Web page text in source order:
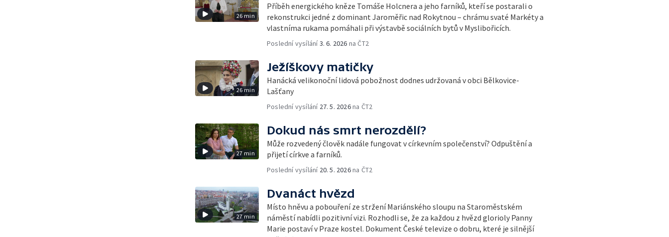
26 min
Příběh energického kněze Tomáše Holcnera a jeho farníků, kteří se postarali o
rekonstrukci jedné z dominant Jaroměřic nad Rokytnou – chrámu svaté Markéty a
vlastníma rukama pomáhali při výstavbě sociálních bytů v Myslibořicích.
Poslední vysílání3. 6. 2026 na ČT2
26 min
Ježíškovy matičky
Hanácká velikonoční lidová pobožnost dodnes udržovaná v obci Bělkovice-
Lašťany
Poslední vysílání 27. 5. 2026na ČT2
27 min
Dokud nás smrt nerozdělí?
Může rozvedený člověk nadále fungovat v církevním společenství? Odpuštění a
přijetí církve a farníků.
Poslední vysílání 20. 5. 2026na ČT2
27 min
Dvanáct hvězd
Místo hněvu a pobouření ze stržení Mariánského sloupu na Staroměstském
náměstí nabídli pozitivní vizi. Rozhodli se, že za každou z hvězd glorioly Panny
Marie postaví v Praze kostel. Dokument České televize o dobru, které je silnější